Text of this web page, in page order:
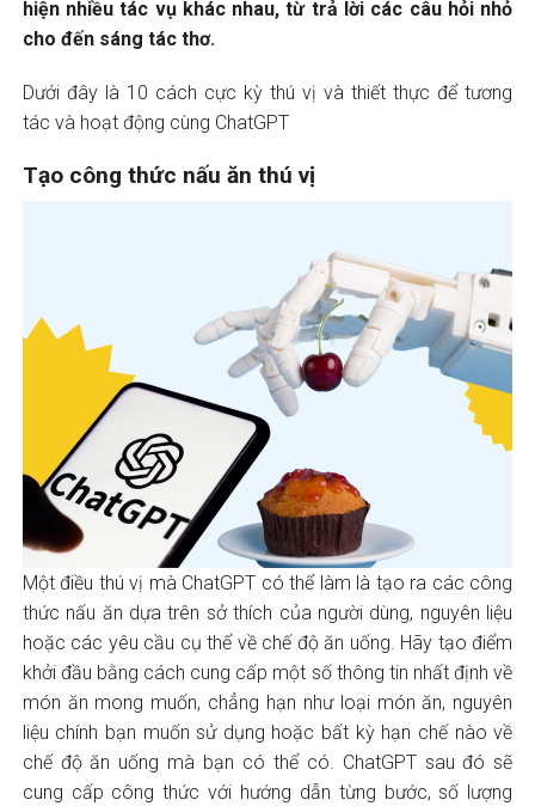
hiện nhiều tác vụ khác nhau, từ trả lời các câu hỏi nhỏ
cho đến sáng tác thơ.
Dưới đây là 10 cách cực kỳ thú vị và thiết thực để tương
tác và hoạt động cùng ChatGPT
Tạo công thức nấu ăn thú vị
Một điều thú vị mà ChatGPT có thể làm là tạo ra các công
thức nấu ăn dựa trên sở thích của người dùng, nguyên liệu
hoặc các yêu cầu cụ thể về chế độ ăn uống. Hãy tạo điểm
khởi đầu bằng cách cung cấp một số thông tin nhất định về
món ăn mong muốn, chẳng hạn như loại món ăn, nguyên
liệu chính bạn muốn sử dụng hoặc bất kỳ hạn chế nào về
chế độ ăn uống mà bạn có thể có. ChatGPT sau đó sẽ
cung cấp công thức với hướng dẫn từng bước, số lượng